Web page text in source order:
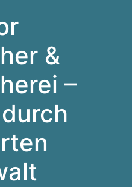
&
–